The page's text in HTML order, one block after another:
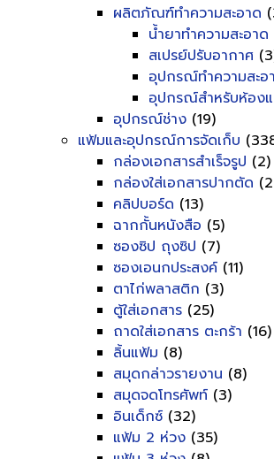
ผลิตภัณฑ์ทำความสะอาด
น้ำยาทำความสะอาด
สเปรย์ปรับอากาศ
อุปกรณ์ทำความสะอ
อุปกรณ์สำหรับห้อง
อุปกรณ์ช่าง (19)
แฟ้มและอุปกรณ์การจัดเก็บ
กล่องเอกสารสำเร็จรูป (2)
กล่องใส่เอกสารปากตัด
คลิปบอร์ด (13)
ฉากกั้นหนังสือ (5)
ซองซิป ถุงซิป (7)
ซองเอนกประสงค์ (11)
ตาไก่พลาสติก (3)
ตู้ใส่เอกสาร (25)
ถาดใส่เอกสาร ตะกร้า (16)
ลิ้นแฟ้ม (8)
สมุดกล่าวรายงาน (8)
สมุดจดโทรศัพท์ (3)
อินเด็กซ์ (32)
แฟ้ม 2 ห่วง (35)